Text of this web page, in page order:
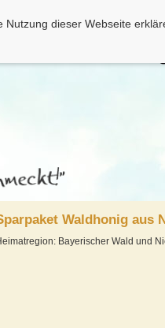
dieser Webseite
Waldhonig aus
Bayerischer Wald und